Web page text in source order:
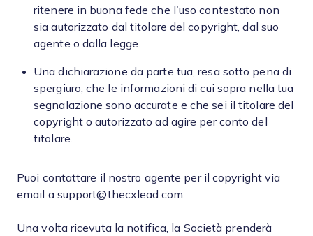
ritenere in buona fede che l’uso contestato non
sia autorizzato dal titolare del copyright, dal suo
agente o dalla legge.
Una dichiarazione da parte tua, resa sotto pena di
spergiuro, che le informazioni di cui sopra nella tua
segnalazione sono accurate e che sei il titolare del
copyright o autorizzato ad agire per conto del
titolare.
Puoi contattare il nostro agente per il copyright via
email a support@thecxlead.com.
Una volta ricevuta la notifica, la Società prenderà